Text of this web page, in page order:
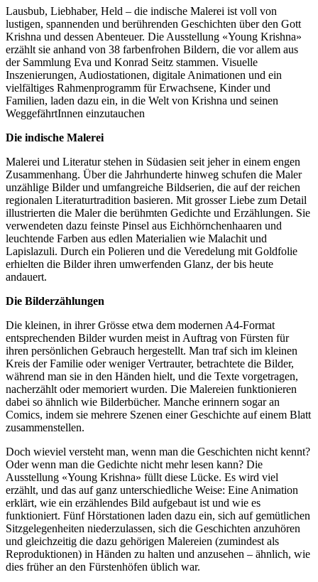
Lausbub, Liebhaber, Held – die indische Malerei ist voll von
lustigen, spannenden und berührenden Geschichten über den Gott
Krishna und dessen Abenteuer. Die Ausstellung «Young Krishna»
erzählt sie anhand von 38 farbenfrohen Bildern, die vor allem aus
der Sammlung Eva und Konrad Seitz stammen. Visuelle
Inszenierungen, Audiostationen, digitale Animationen und ein
vielfältiges Rahmenprogramm für Erwachsene, Kinder und
Familien, laden dazu ein, in die Welt von Krishna und seinen
WeggefährtInnen einzutauchen
Die indische Malerei
Malerei und Literatur stehen in Südasien seit jeher in einem engen
Zusammenhang. Über die Jahrhunderte hinweg schufen die Maler
unzählige Bilder und umfangreiche Bildserien, die auf der reichen
regionalen Literaturtradition basieren. Mit grosser Liebe zum Detail
illustrierten die Maler die berühmten Gedichte und Erzählungen. Sie
verwendeten dazu feinste Pinsel aus Eichhörnchenhaaren und
leuchtende Farben aus edlen Materialien wie Malachit und
Lapislazuli. Durch ein Polieren und die Veredelung mit Goldfolie
erhielten die Bilder ihren umwerfenden Glanz, der bis heute
andauert.
Die Bilderzählungen
Die kleinen, in ihrer Grösse etwa dem modernen A4-Format
entsprechenden Bilder wurden meist in Auftrag von Fürsten für
ihren persönlichen Gebrauch hergestellt. Man traf sich im kleinen
Kreis der Familie oder weniger Vertrauter, betrachtete die Bilder,
während man sie in den Händen hielt, und die Texte vorgetragen,
nacherzählt oder memoriert wurden. Die Malereien funktionieren
dabei so ähnlich wie Bilderbücher. Manche erinnern sogar an
Comics, indem sie mehrere Szenen einer Geschichte auf einem Blatt
zusammenstellen.
Doch wieviel versteht man, wenn man die Geschichten nicht kennt?
Oder wenn man die Gedichte nicht mehr lesen kann? Die
Ausstellung «Young Krishna» füllt diese Lücke. Es wird viel
erzählt, und das auf ganz unterschiedliche Weise: Eine Animation
erklärt, wie ein erzählendes Bild aufgebaut ist und wie es
funktioniert. Fünf Hörstationen laden dazu ein, sich auf gemütlichen
Sitzgelegenheiten niederzulassen, sich die Geschichten anzuhören
und gleichzeitig die dazu gehörigen Malereien (zumindest als
Reproduktionen) in Händen zu halten und anzusehen – ähnlich, wie
dies früher an den Fürstenhöfen üblich war.